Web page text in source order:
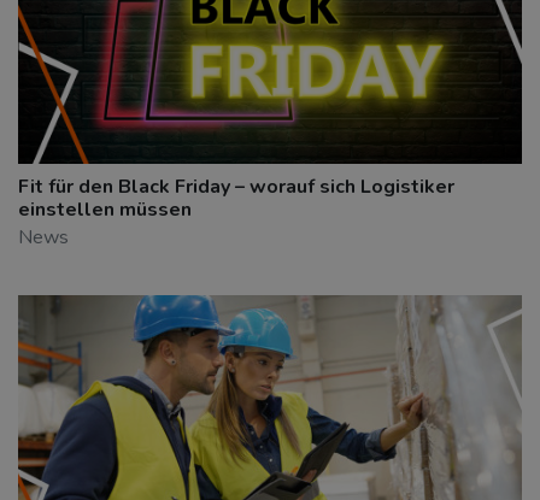
Fit für den Black Friday – worauf sich Logistiker
einstellen müssen
News